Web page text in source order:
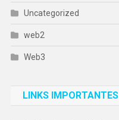
Uncategorized
web2
Web3
LINKS IMPORTANTES